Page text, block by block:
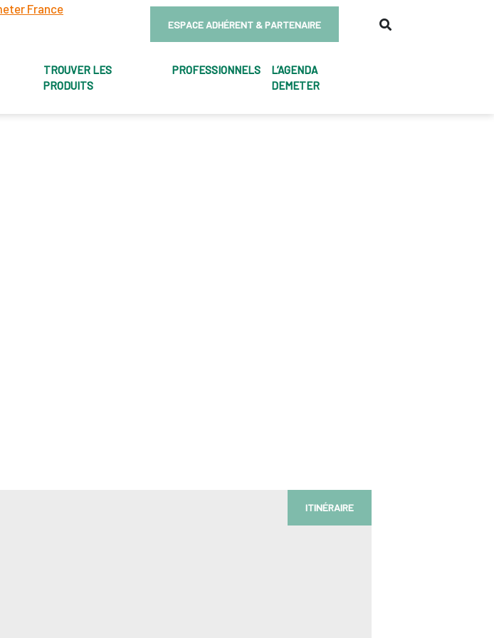
ESPACE ADHÉRENT & PARTENAIRE
TROUVER LES
PRODUITS
PROFESSIONNELS
L’AGENDA
DEMETER
ITINÉRAIRE